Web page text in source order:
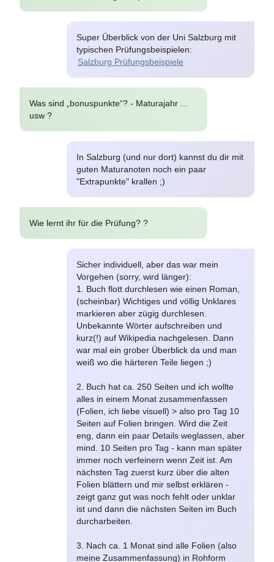
Super Überblick von der Uni Salzburg mit
typischen Prüfungsbeispielen:
Salzburg Prüfungsbeispiele
Was sind „bonuspunkte“? - Maturajahr ...
usw ?
In Salzburg (und nur dort) kannst du dir mit
guten Maturanoten noch ein paar
"Extrapunkte" krallen ;)
Wie lernt ihr für die Prüfung? ?
Sicher individuell, aber das war mein
Vorgehen (sorry, wird länger):
1. Buch flott durchlesen wie einen Roman,
(scheinbar) Wichtiges und völlig Unklares
markieren aber zügig durchlesen.
Unbekannte Wörter aufschreiben und
kurz(!) auf Wikipedia nachgelesen. Dann
war mal ein grober Überblick da und man
weiß wo die härteren Teile liegen ;)
2. Buch hat ca. 250 Seiten und ich wollte
alles in einem Monat zusammenfassen
(Folien, ich liebe visuell) > also pro Tag 10
Seiten auf Folien bringen. Wird die Zeit
eng, dann ein paar Details weglassen, aber
mind. 10 Seiten pro Tag - kann man später
immer noch verfeinern wenn Zeit ist. Am
nächsten Tag zuerst kurz über die alten
Folien blättern und mir selbst erklären -
zeigt ganz gut was noch fehlt oder unklar
ist und dann die nächsten Seiten im Buch
durcharbeiten.
3. Nach ca. 1 Monat sind alle Folien (also
meine Zusammenfassung) in Rohform